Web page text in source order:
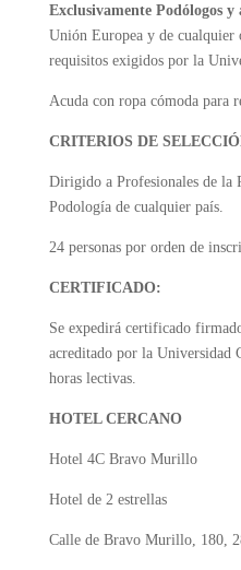
Exclusivamente Podólogos y
Unión Europea y de cualquier
requisitos exigidos por la
Acuda con ropa cómoda para
CRITERIOS DE
Dirigido a Profesionales de la
Podología de cualquier país.
24 personas por orden de
CERTIFICADO:
Se expedirá certificado
acreditado por la Universidad
horas lectivas.
HOTEL CERCANO
Hotel 4C Bravo Murillo
Hotel de 2 estrellas
Calle de Bravo Murillo, 180,